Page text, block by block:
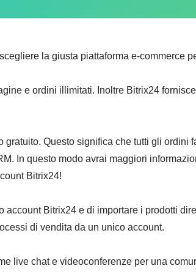
la giusta piattaforma e-commerce
e ordini illimitati. Inoltre Bitrix24
Questo significa che tutti gli
In questo modo avrai maggiori
Bitrix24!
Bitrix24 e di importare i prodotti
di vendita da un unico account.
live chat e videoconferenze per una